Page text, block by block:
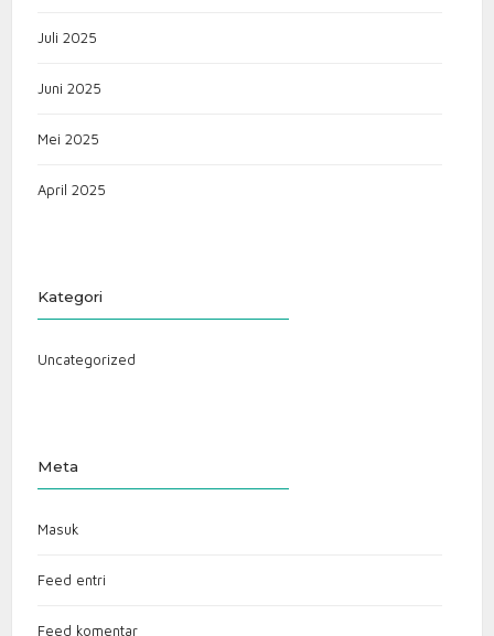
Juli 2025
Juni 2025
Mei 2025
April 2025
Kategori
Uncategorized
Meta
Masuk
Feed entri
Feed komentar